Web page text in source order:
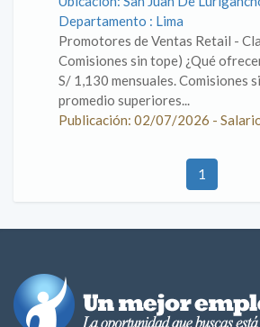
Departamento : Lima
Promotores de Ventas Retail -
Comisiones sin tope) ¿Qué
S/ 1,130 mensuales. Comisiones
promedio superiores...
Publicación: 02/07/2026 -
1